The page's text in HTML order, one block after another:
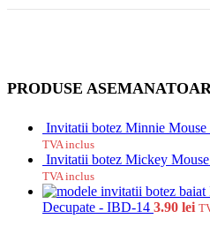
PRODUSE
Invitatii botez Minnie
TVA inclus
Invitatii botez Mickey
TVA inclus
Decupate - IBD-14 3.90 lei